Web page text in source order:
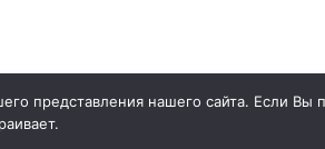
представления нашего сайта. Если Вы